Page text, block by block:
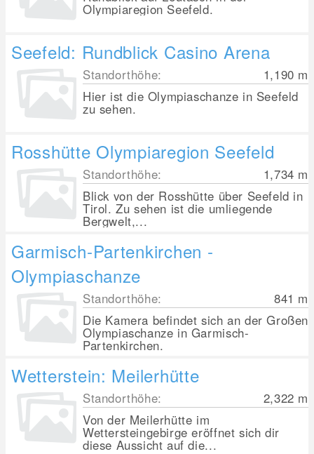
Olympiaregion Seefeld.
Seefeld: Rundblick Casino Arena
Standorthöhe: 1,190 m
Hier ist die Olympiaschanze in Seefeld
zu sehen.
Rosshütte Olympiaregion Seefeld
Standorthöhe: 1,734 m
Blick von der Rosshütte über Seefeld in
Tirol. Zu sehen ist die umliegende
Bergwelt,...
Garmisch-Partenkirchen -
Olympiaschanze
Standorthöhe: 841 m
Die Kamera befindet sich an der Großen
Olympiaschanze in Garmisch-
Partenkirchen.
Wetterstein: Meilerhütte
Standorthöhe: 2,322 m
Von der Meilerhütte im
Wettersteingebirge eröffnet sich dir
diese Aussicht auf die...